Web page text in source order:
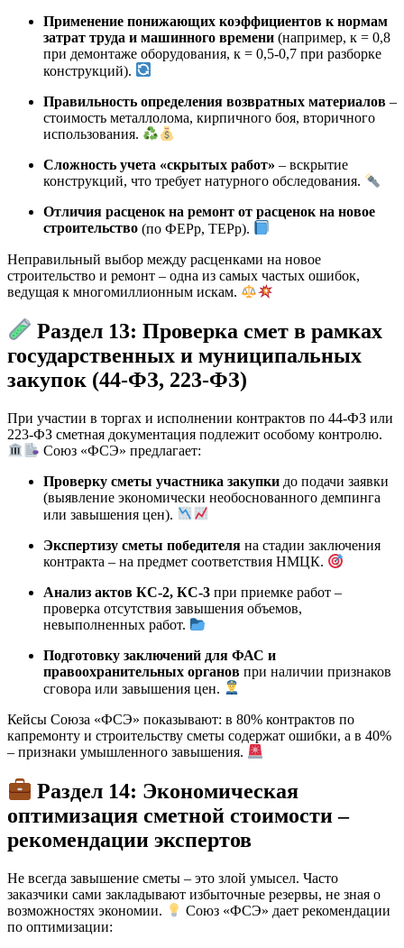
Применение понижающих коэффициентов к нормам
затрат труда и машинного времени (например, к = 0,8
при демонтаже оборудования, к = 0,5-0,7 при разборке
конструкций).
Правильность определения возвратных материалов –
стоимость металлолома, кирпичного боя, вторичного
использования.
Сложность учета «скрытых работ» – вскрытие
конструкций, что требует натурного обследования.
Отличия расценок на ремонт от расценок на новое
строительство (по ФЕРр, ТЕРр).
Неправильный выбор между расценками на новое
строительство и ремонт – одна из самых частых ошибок,
ведущая к многомиллионным искам.
Раздел 13: Проверка смет в рамках
государственных и муниципальных
закупок (44-ФЗ, 223-ФЗ)
При участии в торгах и исполнении контрактов по 44-ФЗ или
223-ФЗ сметная документация подлежит особому контролю.
Союз «ФСЭ» предлагает:
Проверку сметы участника закупки до подачи заявки
(выявление экономически необоснованного демпинга
или завышения цен).
Экспертизу сметы победителя на стадии заключения
контракта – на предмет соответствия НМЦК.
Анализ актов КС-2, КС-3 при приемке работ –
проверка отсутствия завышения объемов,
невыполненных работ.
Подготовку заключений для ФАС и
правоохранительных органов при наличии признаков
сговора или завышения цен.
Кейсы Союза «ФСЭ» показывают: в 80% контрактов по
капремонту и строительству сметы содержат ошибки, а в 40%
– признаки умышленного завышения.
Раздел 14: Экономическая
оптимизация сметной стоимости –
рекомендации экспертов
Не всегда завышение сметы – это злой умысел. Часто
заказчики сами закладывают избыточные резервы, не зная о
возможностях экономии.
Союз «ФСЭ» дает рекомендации
по оптимизации: